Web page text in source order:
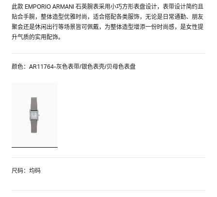
此款 EMPORIO ARMANI 石英腕表采用小巧方形表盘设计，表带设计简约且
贴合手腕，整体造型优雅时尚，适合搭配各类服饰，无论是日常通勤、朋友
聚会还是休闲出行等场景皆可佩戴，为整体造型增添一份时尚感，是女性提
升气质的实用配饰。
颜色：AR11764-灰色表带/银色表壳/贝母色表盘
尺码：均码